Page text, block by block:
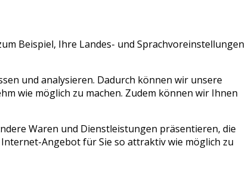
Beispiel, Ihre Landes- und Sprachvoreinstellungen
und analysieren. Dadurch können wir unsere
wie möglich zu machen. Zudem können wir Ihnen
Waren und Dienstleistungen präsentieren, die
Angebot für Sie so attraktiv wie möglich zu